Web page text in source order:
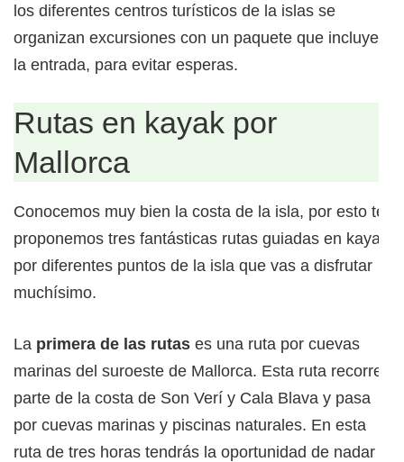
los diferentes centros turísticos de la islas se
organizan excursiones con un paquete que incluye
la entrada, para evitar esperas.
Rutas en kayak por
Mallorca
Conocemos muy bien la costa de la isla, por esto te
proponemos tres fantásticas rutas guiadas en kayak
por diferentes puntos de la isla que vas a disfrutar
muchísimo.
La primera de las rutas es una ruta por cuevas
marinas del suroeste de Mallorca. Esta ruta recorre
parte de la costa de Son Verí y Cala Blava y pasa
por cuevas marinas y piscinas naturales. En esta
ruta de tres horas tendrás la oportunidad de nadar